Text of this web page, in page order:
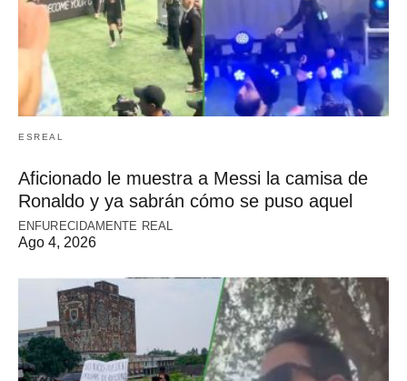
ESREAL
Aficionado le muestra a Messi la camisa de
Ronaldo y ya sabrán cómo se puso aquel
ENFURECIDAMENTE REAL
Ago 4, 2026